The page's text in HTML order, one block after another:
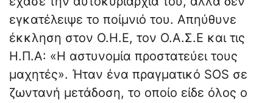
εγκατέλειψε το ποίμνιό του. Απηύθυνε
έκκληση στον Ο.Η.Ε, τον Ο.Α.Σ.Ε και τις
Η.Π.Α: «Η αστυνομία προστατεύει τους
μαχητές». Ήταν ένα πραγματικό SOS σε
ζωντανή μετάδοση, το οποίο είδε όλος ο